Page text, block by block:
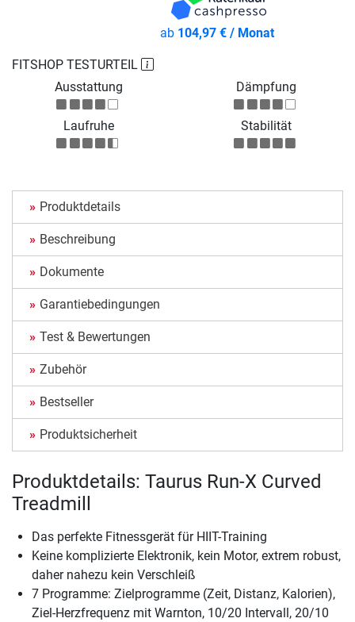
FITSHOP TESTURTEIL
Ausstattung
Dämpfung
Laufruhe Stabilität
ab 104,97 € / Monat
Produktdetails
Beschreibung
Dokumente
Garantiebedingungen
Test & Bewertungen
Zubehör
Bestseller
Produktsicherheit
Produktdetails: Taurus Run-X Curved
Treadmill
Das perfekte Fitnessgerät für HIIT-Training
Keine komplizierte Elektronik, kein Motor, extrem robust,
daher nahezu kein Verschleiß
7 Programme: Zielprogramme (Zeit, Distanz, Kalorien),
Ziel-Herzfrequenz mit Warnton, 10/20 Intervall, 20/10